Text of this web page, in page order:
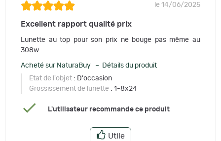
le 14/06/2025
Excellent rapport qualité prix
Lunette au top pour son prix ne bouge pas même au
308w
Acheté sur NaturaBuy – Détails du produit
Etat de l'objet : D'occasion
Grossissement de lunette : 1-8x24
L'utilisateur recommande ce produit
Utile